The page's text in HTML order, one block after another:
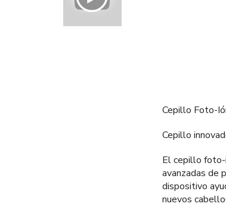
Cepillo Foto-
Cepillo
El cepillo foto-
avanzadas de
dispositivo
nuevos